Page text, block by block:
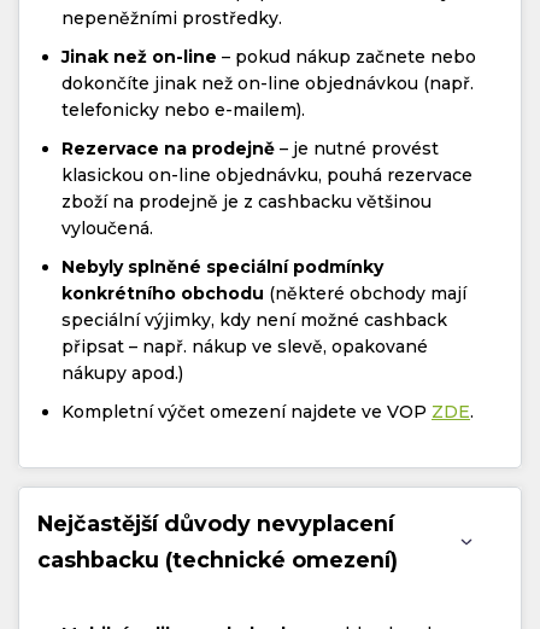
nepeněžními prostředky.
Jinak než on-line – pokud nákup začnete nebo
dokončíte jinak než on-line objednávkou (např.
telefonicky nebo e-mailem).
Rezervace na prodejně – je nutné provést
klasickou on-line objednávku, pouhá rezervace
zboží na prodejně je z cashbacku většinou
vyloučená.
Nebyly splněné speciální podmínky
konkrétního obchodu (některé obchody mají
speciální výjimky, kdy není možné cashback
připsat – např. nákup ve slevě, opakované
nákupy apod.)
Kompletní výčet omezení najdete ve VOP ZDE.
Nejčastější důvody nevyplacení
cashbacku (technické omezení)